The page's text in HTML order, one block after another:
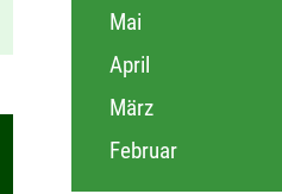
Mai
April
März
Februar